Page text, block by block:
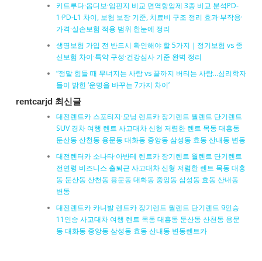
키트루다·옵디보·임핀지 비교 면역항암제 3종 비교 분석PD-
1·PD-L1 차이, 보험 보장 기준, 치료비 구조 정리 효과·부작용·
가격·실손보험 적용 범위 한눈에 정리
생명보험 가입 전 반드시 확인해야 할 5가지｜정기보험 vs 종
신보험 차이·특약 구성·건강심사 기준 완벽 정리
“정말 힘들 때 무너지는 사람 vs 끝까지 버티는 사람…심리학자
들이 밝힌 ‘운명을 바꾸는 7가지 차이’
rentcarjd 최신글
대전렌트카 스포티지·모닝 렌트카 장기렌트 월렌트 단기렌트
SUV 경차 여행 렌트 사고대차 신형 저렴한 렌트 목동 대흥동
둔산동 산천동 용문동 대화동 중앙동 삼성동 효동 산내동 변동
대전렌터카 소나타·아반테 렌트카 장기렌트 월렌트 단기렌트
전연령 비즈니스 출퇴근 사고대차 신형 저렴한 렌트 목동 대흥
동 둔산동 산천동 용문동 대화동 중앙동 삼성동 효동 산내동
변동
대전렌트카 카니발 렌트카 장기렌트 월렌트 단기렌트 9인승
11인승 사고대차 여행 렌트 목동 대흥동 둔산동 산천동 용문
동 대화동 중앙동 삼성동 효동 산내동 변동렌트카